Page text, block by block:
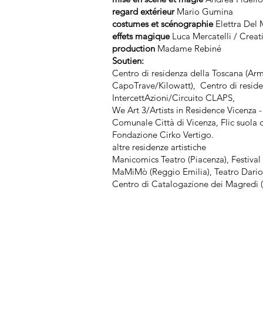
regard extérieurMario Gumina
costumes et scénographieElettra Del
effets magiqueLuca Mercatelli /
production Madame Rebiné
Soutien:
Centro di residenza della Toscana
CapoTrave/Kilowatt), Centro di
IntercettAzioni/Circuito CLAPS,
We Art 3/Artists in Residence Vicenza
Comunale Città di Vicenza, Flic suola
Fondazione Cirko Vertigo.
altre residenze artistiche
Manicomics Teatro (Piacenza),
MaMiMò (Reggio Emilia), Teatro
Centro di Catalogazione dei Magredi